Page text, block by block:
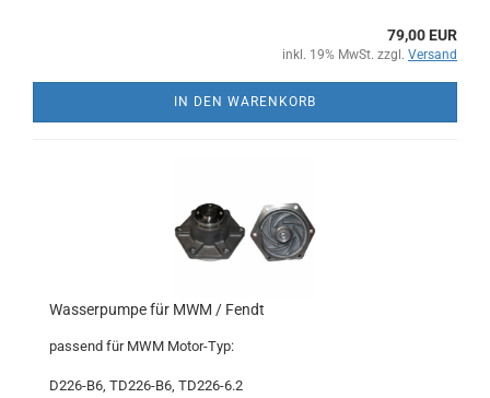
79,00 EUR
inkl. 19% MwSt. zzgl. Versand
IN DEN WARENKORB
Wasserpumpe für MWM / Fendt
passend für MWM Motor-Typ:
D226-B6, TD226-B6, TD226-6.2